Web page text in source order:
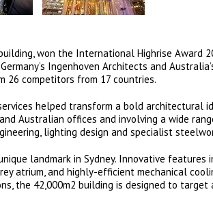
won the International Highrise Award
Ingenhoven Architects and
competitors from 17 countries.
helped transform a bold architectural
Australian offices and involving a wide
lighting design and specialist
landmark in Sydney. Innovative features
atrium, and highly-efficient mechanical
the 42,000m2 building is designed to target